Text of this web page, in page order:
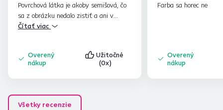
Povrchová látka je akoby semišová, čo
sa z obrázku nedalo zistiť a ani v
popise sa nič také nepísalo. Mysleli
tovar si nechávame.
Čítať viac
Overený
nákup
Užitočné
(0x)
Farba sa horec ne
Overený
nákup
Všetky recenzie